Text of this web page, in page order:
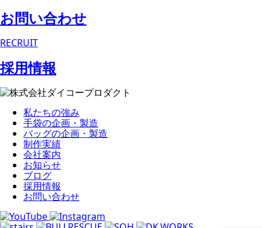
お問い合わせ
RECRUIT
採用情報
私たちの強み
手袋の企画・製造
バッグの企画・製造
制作実績
会社案内
お知らせ
ブログ
採用情報
お問い合わせ